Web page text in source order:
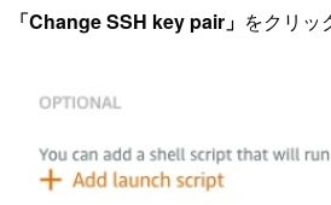
「Change SSH key pair」 をクリッ